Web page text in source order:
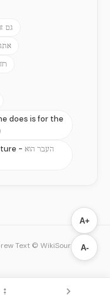
גם
does is for the
- העבר הוא
A+
A-
Text © WikiSource